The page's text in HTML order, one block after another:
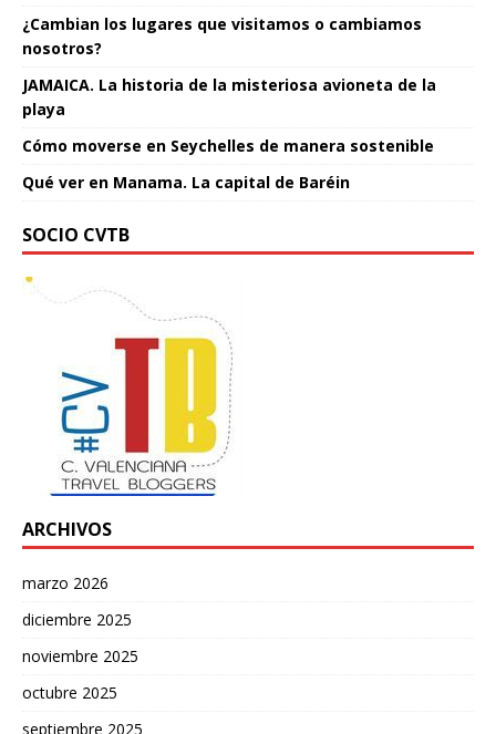
¿Cambian los lugares que visitamos o cambiamos
nosotros?
JAMAICA. La historia de la misteriosa avioneta de la
playa
Cómo moverse en Seychelles de manera sostenible
Qué ver en Manama. La capital de Baréin
SOCIO CVTB
ARCHIVOS
marzo 2026
diciembre 2025
noviembre 2025
octubre 2025
septiembre 2025